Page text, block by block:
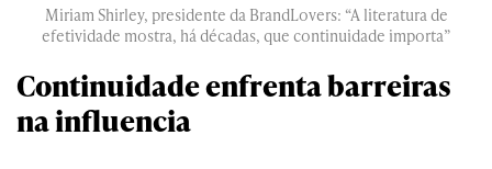
Miriam Shirley, presidente da BrandLovers: “A literatura de
efetividade mostra, há décadas, que continuidade importa”
Continuidade enfrenta barreiras
na influencia